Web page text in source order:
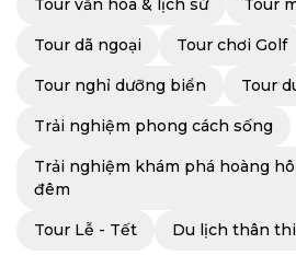
Tour văn hóa & lịch sử Tour
Tour dã ngoại Tour chơi Golf
Tour nghỉ dưỡng biển Tour
Trải nghiệm phong cách sống
Trải nghiệm khám phá hoàng
đêm
Tour Lễ - Tết Du lịch thân